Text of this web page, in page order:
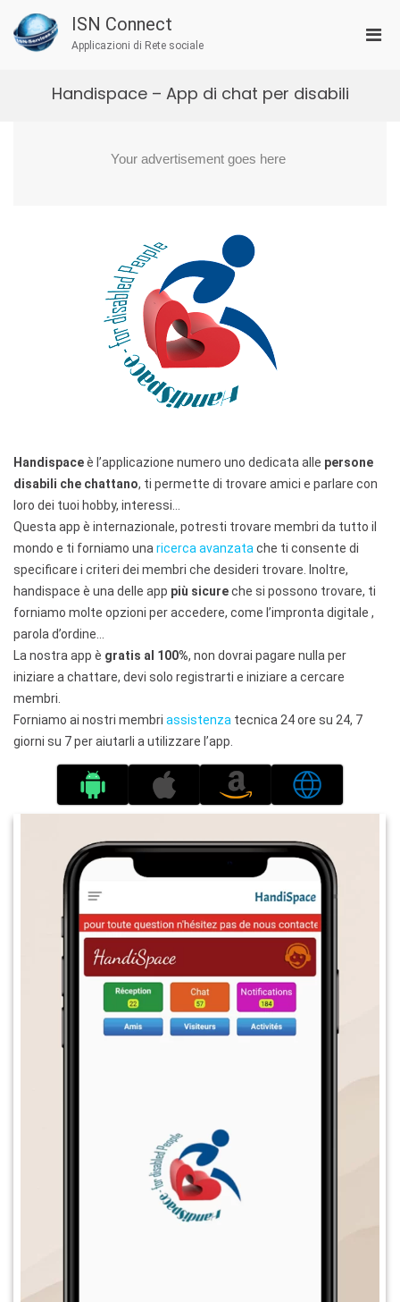
contenuto
ISN Connect
Applicazioni di Rete sociale
Handispace – App di chat per disabili
Handispaceè l’applicazione numero uno dedicata alle persone
disabili che chattano, ti permette di trovare amici e parlare con
loro dei tuoi hobby, interessi…
Questa app è internazionale, potresti trovare membri da tutto il
mondo e ti forniamo una ricerca avanzata che ti consente di
specificare i criteri dei membri che desideri trovare. Inoltre,
handispace è una delle app più sicureche si possono trovare, ti
forniamo molte opzioni per accedere, come l’impronta digitale ,
parola d’ordine…
La nostra app è gratis al 100%, non dovrai pagare nulla per
iniziare a chattare, devi solo registrarti e iniziare a cercare
membri.
Forniamo ai nostri membri assistenza tecnica 24 ore su 24, 7
giorni su 7 per aiutarli a utilizzare l’app.